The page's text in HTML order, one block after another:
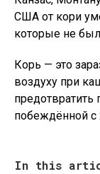
США от кори
которые не
Корь — это
воздуху при
предотвратить
побеждённой с
In this